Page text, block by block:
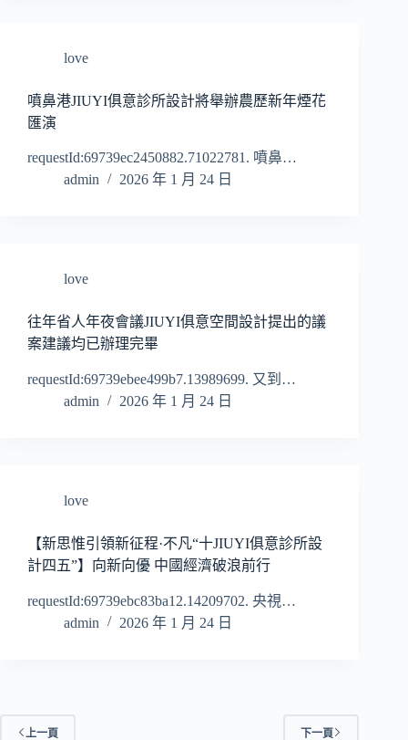
love
噴鼻港JIUYI俱意診所設計將舉辦農歷新年煙花
匯演
requestId:69739ec2450882.71022781. 噴鼻…
admin
2026 年 1 月 24 日
love
往年省人年夜會議JIUYI俱意空間設計提出的議
案建議均已辦理完畢
requestId:69739ebee499b7.13989699. 又到…
admin
2026 年 1 月 24 日
love
【新思惟引領新征程·不凡“十JIUYI俱意診所設
計四五”】向新向優 中國經濟破浪前行
requestId:69739ebc83ba12.14209702. 央視…
admin
2026 年 1 月 24 日
上一頁 下一頁